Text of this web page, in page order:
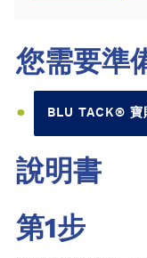
您需要準
BLU TACK® 寶
說明書
第1步